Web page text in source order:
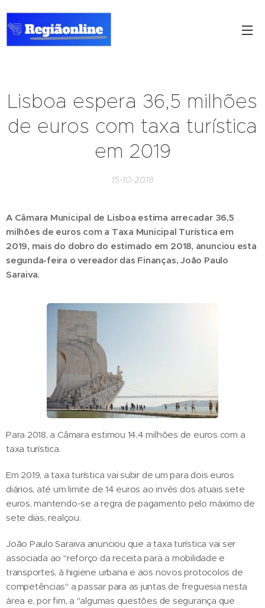
Lisboa espera 36,5 milhões
de euros com taxa turística
em 2019
15-10-2018
A Câmara Municipal de Lisboa estima arrecadar 36,5
milhões de euros com a Taxa Municipal Turística em
2019, mais do dobro do estimado em 2018, anunciou esta
segunda-feira o vereador das Finanças, João Paulo
Saraiva.
Para 2018, a Câmara estimou 14,4 milhões de euros com a
taxa turística.
Em 2019, a taxa turística vai subir de um para dois euros
diários, até um limite de 14 euros ao invés dos atuais sete
euros, mantendo-se a regra de pagamento pelo máximo de
sete dias, realçou.
João Paulo Saraiva anunciou que a taxa turística vai ser
associada ao "reforço da receita para a mobilidade e
transportes, à higiene urbana e aos novos protocolos de
competências" a passar para as juntas de freguesia nesta
área e, por fim, a "algumas questões de segurança que